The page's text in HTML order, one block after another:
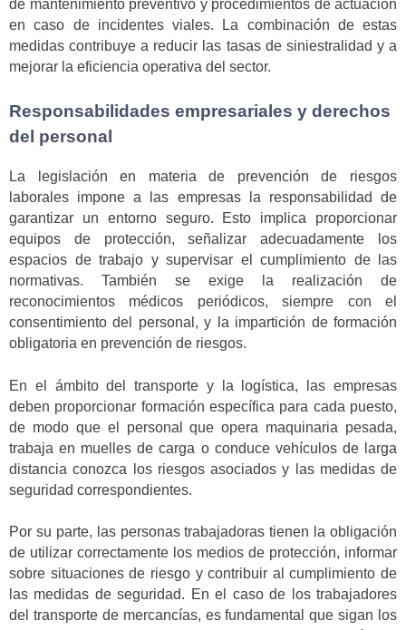
de mantenimiento preventivo y procedimientos de actuación
en caso de incidentes viales. La combinación de estas
medidas contribuye a reducir las tasas de siniestralidad y a
mejorar la eficiencia operativa del sector.
Responsabilidades empresariales y derechos
del personal
La legislación en materia de prevención de riesgos
laborales impone a las empresas la responsabilidad de
garantizar un entorno seguro. Esto implica proporcionar
equipos de protección, señalizar adecuadamente los
espacios de trabajo y supervisar el cumplimiento de las
normativas. También se exige la realización de
reconocimientos médicos periódicos, siempre con el
consentimiento del personal, y la impartición de formación
obligatoria en prevención de riesgos.
En el ámbito del transporte y la logística, las empresas
deben proporcionar formación específica para cada puesto,
de modo que el personal que opera maquinaria pesada,
trabaja en muelles de carga o conduce vehículos de larga
distancia conozca los riesgos asociados y las medidas de
seguridad correspondientes.
Por su parte, las personas trabajadoras tienen la obligación
de utilizar correctamente los medios de protección, informar
sobre situaciones de riesgo y contribuir al cumplimiento de
las medidas de seguridad. En el caso de los trabajadores
del transporte de mercancías, es fundamental que sigan los